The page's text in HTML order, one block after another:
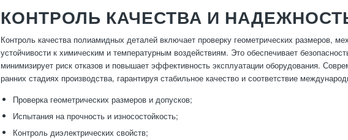
КОНТРОЛЬ КАЧЕСТВА И
Контроль качества полиамидных деталей включает проверку геометрических размеров,
устойчивости к химическим и температурным воздействиям. Это обеспечивает
минимизирует риск отказов и повышает эффективность эксплуатации оборудования.
ранних стадиях производства, гарантируя стабильное качество и соответствие
Проверка геометрических размеров и допусков;
Испытания на прочность и износостойкость;
Контроль диэлектрических свойств;